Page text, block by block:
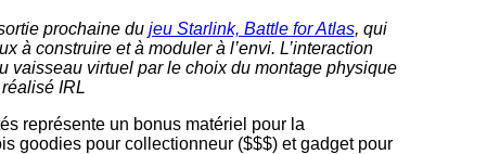
prochaine du jeu Starlink, Battle for Atlas, qui
à construire et à moduler à l’envi. L’interaction
vaisseau virtuel par le choix du montage physique
réalisé IRL
représente un bonus matériel pour la
goodies pour collectionneur ($$$) et gadget pour